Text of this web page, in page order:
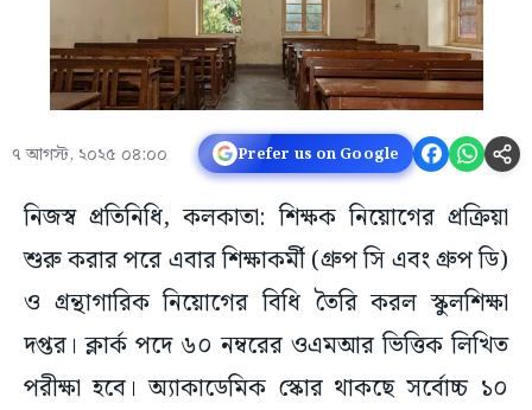
৭ আগস্ট, ২০২৫ ০৪:০০ Prefer us on Google
নিজস্ব প্রতিনিধি, কলকাতা: শিক্ষক নিয়োগের প্রক্রিয়া
শুরু করার পরে এবার শিক্ষাকর্মী (গ্রুপ সি এবং গ্রুপ ডি)
ও গ্রন্থাগারিক নিয়োগের বিধি তৈরি করল স্কুলশিক্ষা
দপ্তর। ক্লার্ক পদে ৬০ নম্বরের ওএমআর ভিত্তিক লিখিত
পরীক্ষা হবে। অ্যাকাডেমিক স্কোর থাকছে সর্বোচ্চ ১০